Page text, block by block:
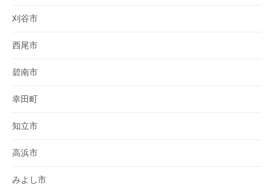
刈谷市
西尾市
碧南市
幸田町
知立市
高浜市
みよし市